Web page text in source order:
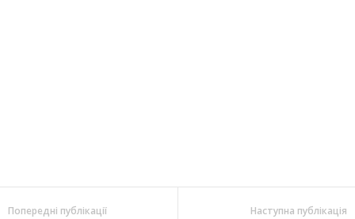
Попередні публікації Наступна публікація